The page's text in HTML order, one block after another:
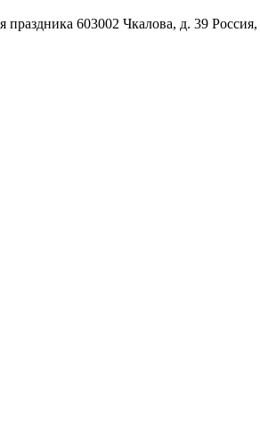
праздника 603002 Чкалова, д. 39 Россия,